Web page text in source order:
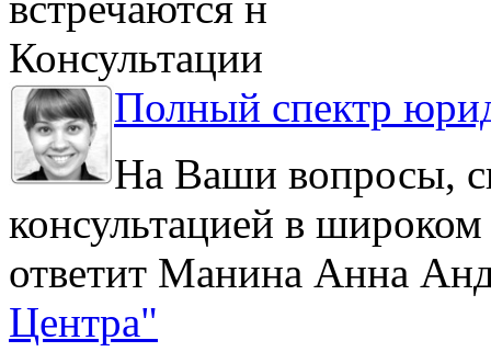
Консультации
Полный спектр
На Ваши вопросы,
консультацией в
ответит Манина Анна
Центра"